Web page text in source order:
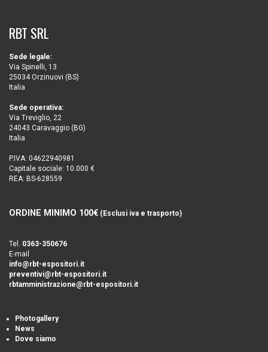
RBT SRL
Sede legale:
Via Spinelli, 13
25034 Orzinuovi (BS)
Italia
Sede operativa:
Via Treviglio, 22
24043 Caravaggio (BG)
Italia
P.IVA: 04622940981
Capitale sociale: 10.000 €
REA: BS-628559
ORDINE MINIMO 100€ (Esclusi iva e trasporto)
Tel. 0363-350676
E-mail
info@rbt-espositori.it
preventivi@rbt-espositori.it
rbtamministrazione@rbt-espositori.it
Photogallery
News
Dove siamo